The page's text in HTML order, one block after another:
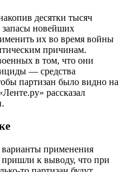
десятки тысяч
запасы новейших
их во время войны
причинам.
в том, что они
— средства
партизан было видно на
рассказал
применения
пришли к выводу, что при